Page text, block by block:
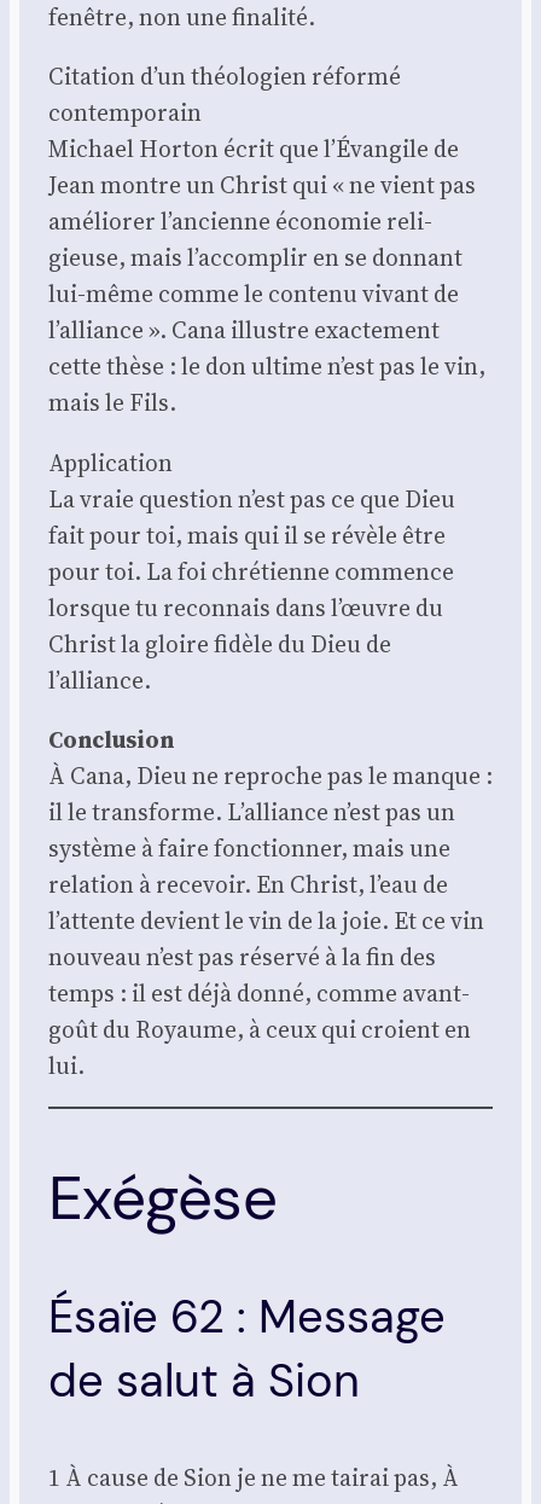
fenêtre, non une fina­li­té.
Cita­tion d’un théo­lo­gien réfor­mé
contem­po­rain
Michael Hor­ton écrit que l’Évangile de
Jean montre un Christ qui « ne vient pas
amé­lio­rer l’ancienne éco­no­mie reli­
gieuse, mais l’accomplir en se don­nant
lui-même comme le conte­nu vivant de
l’alliance ». Cana illustre exac­te­ment
cette thèse : le don ultime n’est pas le vin,
mais le Fils.
Appli­ca­tion
La vraie ques­tion n’est pas ce que Dieu
fait pour toi, mais qui il se révèle être
pour toi. La foi chré­tienne com­mence
lorsque tu recon­nais dans l’œuvre du
Christ la gloire fidèle du Dieu de
l’alliance.
Conclu­sion
À Cana, Dieu ne reproche pas le manque :
il le trans­forme. L’alliance n’est pas un
sys­tème à faire fonc­tion­ner, mais une
rela­tion à rece­voir. En Christ, l’eau de
l’attente devient le vin de la joie. Et ce vin
nou­veau n’est pas réser­vé à la fin des
temps : il est déjà don­né, comme avant-
goût du Royaume, à ceux qui croient en
lui.
Exégèse
Ésaïe 62 : Message
de salut à Sion
1 À cause de Sion je ne me tai­rai pas, À